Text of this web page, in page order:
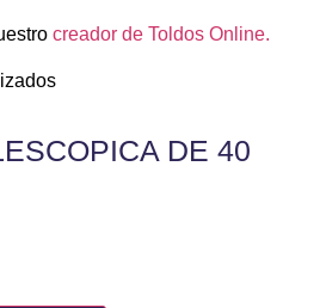
creador de Toldos Online.
DE 40